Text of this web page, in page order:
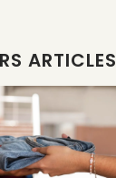
ARTICLES